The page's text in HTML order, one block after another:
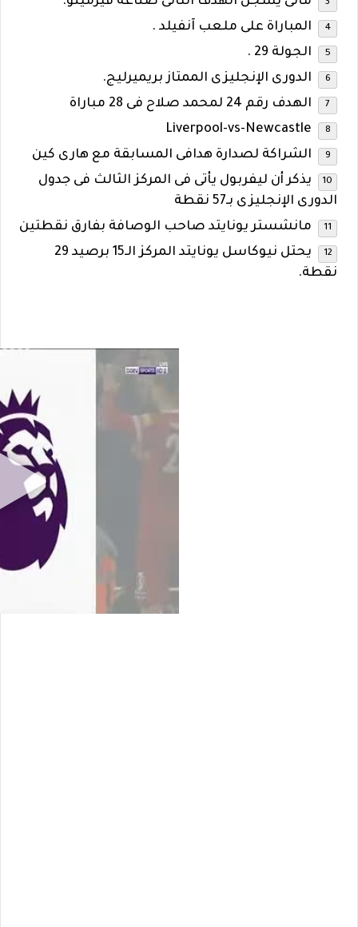
المباراة على ملعب آنفيلد .
الجولة 29 .
الدورى الإنجليزى الممتاز بريميرليج.
الهدف رقم 24 لمحمد صلاح فى 28 مباراة
Liverpool-vs-Newcastle
الشراكة لصدارة هدافى المسابقة مع هارى كين
يذكر أن ليفربول يأتى فى المركز الثالث فى جدول
الدورى الإنجليزى بـ57 نقطة
مانشستر يونايتد صاحب الوصافة بفارق نقطتين
يحتل نيوكاسل يونايتد المركز الـ15 برصيد 29
نقطة.